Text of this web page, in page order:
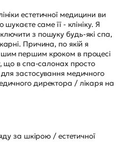
естетичної медицини ви
шукаєте саме її - клініку. Я
з пошуку будь-які спа,
Причина, по якій я
першим кроком в процесі
що в спа-салонах просто
застосування медичного
директора / лікаря на
за шкірою / естетичної